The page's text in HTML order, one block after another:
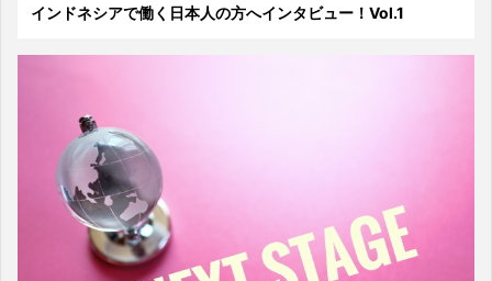
インドネシアで働く日本人の方へインタビュー！Vol.1